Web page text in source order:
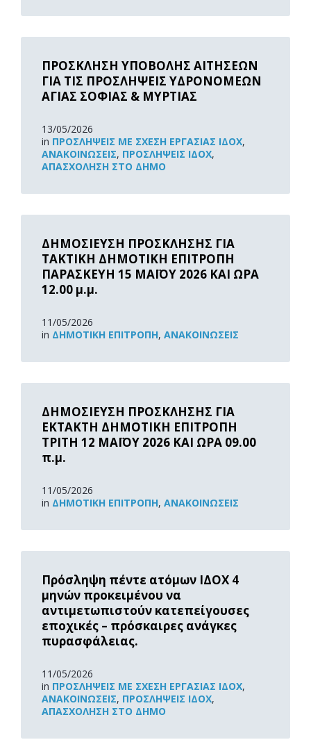
ΠΡΟΣΚΛΗΣΗ ΥΠΟΒΟΛΗΣ ΑΙΤΗΣΕΩΝ
ΓΙΑ ΤΙΣ ΠΡΟΣΛΗΨΕΙΣ ΥΔΡΟΝΟΜΕΩΝ
ΑΓΙΑΣ ΣΟΦΙΑΣ & ΜΥΡΤΙΑΣ
13/05/2026
in ΠΡΟΣΛΉΨΕΙΣ ΜΕ ΣΧΈΣΗ ΕΡΓΑΣΊΑΣ ΙΔΟΧ,
ΑΝΑΚOΙΝΏΣΕΙΣ, ΠΡΟΣΛΉΨΕΙΣ ΙΔΟΧ,
ΑΠΑΣΧΌΛΗΣΗ ΣΤΟ ΔΉΜΟ
Read
ΔΗΜΟΣΙΕΥΣΗ ΠΡΟΣΚΛΗΣΗΣ ΓΙΑ
ΤΑΚΤΙΚΗ ΔΗΜΟΤΙΚΗ ΕΠΙΤΡΟΠΗ
ΠΑΡΑΣΚΕΥΗ 15 ΜΑΪΟΥ 2026 ΚΑΙ ΩΡΑ
12.00 μ.μ.
11/05/2026
in ΔΗΜΟΤΙΚΉ ΕΠΙΤΡΟΠΉ, ΑΝΑΚOΙΝΏΣΕΙΣ
Read
ΔΗΜΟΣΙΕΥΣΗ ΠΡΟΣΚΛΗΣΗΣ ΓΙΑ
ΕΚΤΑΚΤΗ ΔΗΜΟΤΙΚΗ ΕΠΙΤΡΟΠΗ
ΤΡΙΤΗ 12 ΜΑΪΟΥ 2026 ΚΑΙ ΩΡΑ 09.00
π.μ.
11/05/2026
in ΔΗΜΟΤΙΚΉ ΕΠΙΤΡΟΠΉ, ΑΝΑΚOΙΝΏΣΕΙΣ
Read
Πρόσληψη πέντε ατόμων ΙΔΟΧ 4
μηνών προκειμένου να
αντιμετωπιστούν κατεπείγουσες
εποχικές – πρόσκαιρες ανάγκες
πυρασφάλειας.
11/05/2026
in ΠΡΟΣΛΉΨΕΙΣ ΜΕ ΣΧΈΣΗ ΕΡΓΑΣΊΑΣ ΙΔΟΧ,
ΑΝΑΚOΙΝΏΣΕΙΣ, ΠΡΟΣΛΉΨΕΙΣ ΙΔΟΧ,
ΑΠΑΣΧΌΛΗΣΗ ΣΤΟ ΔΉΜΟ
Read